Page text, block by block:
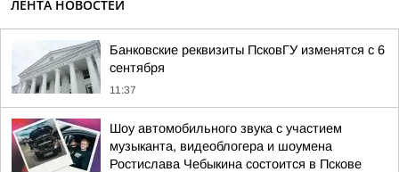
ЛЕНТА НОВОСТЕЙ
Банковские реквизиты ПсковГУ изменятся с 6
сентября
11:37
Шоу автомобильного звука с участием
музыканта, видеоблогера и шоумена
Ростислава Чебыкина состоится в Пскове